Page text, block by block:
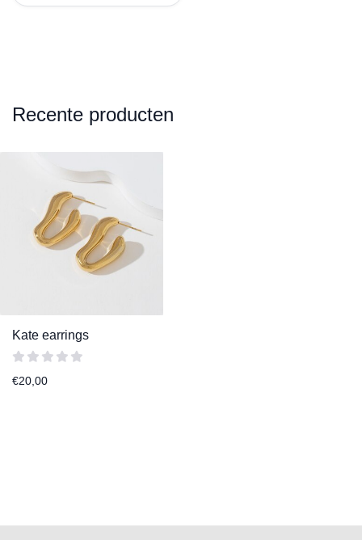
Recente producten
Kate earrings
€20,00